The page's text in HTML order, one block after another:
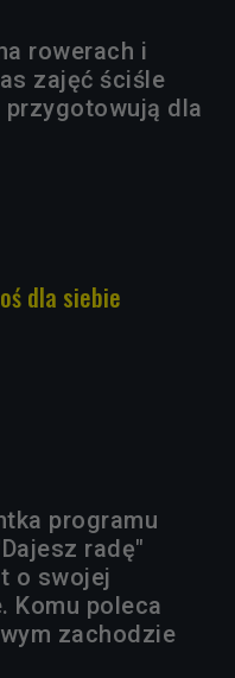
rowerach i
zajęć ściśle
przygotowują dla
dla siebie
programu
radę"
o swojej
Komu poleca
zachodzie